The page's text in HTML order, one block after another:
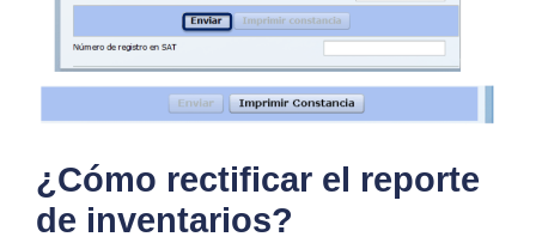
¿Cómo rectificar el reporte
de inventarios?